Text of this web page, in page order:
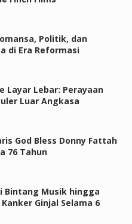
Politik, dan
di Era Reformasi
Layar Lebar: Perayaan
Luar Angkasa
God Bless Donny Fattah
76 Tahun
Bintang Musik hingga
Ginjal Selama 6